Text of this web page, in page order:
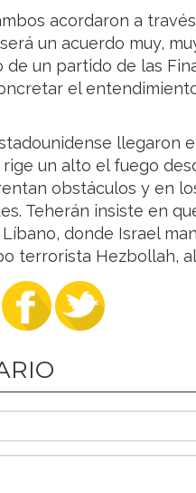
acordaron a
un acuerdo muy,
un partido de las
el
llegaron
un alto el fuego
obstáculos y en
Teherán insiste en
donde Israel
terrorista Hezbollah,